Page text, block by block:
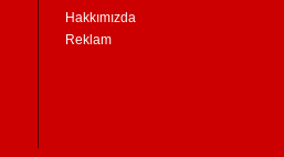
Hakkımızda
Reklam